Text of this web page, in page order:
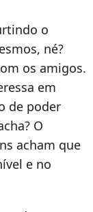
o
né?
os amigos.
em
de poder
O
acham que
e no